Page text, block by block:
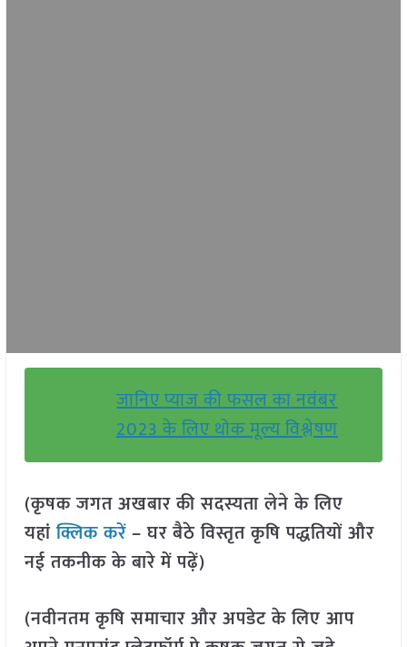
जानिए प्याज की फसल का नवंबर
2023 के लिए थोक मूल्य विश्लेषण
(कृषक जगत अखबार की सदस्यता लेने के लिए
यहांक्लिक करें– घर बैठे विस्तृत कृषि पद्धतियों और
नई तकनीक के बारे में पढ़ें)
(नवीनतम कृषि समाचार और अपडेट के लिए आप